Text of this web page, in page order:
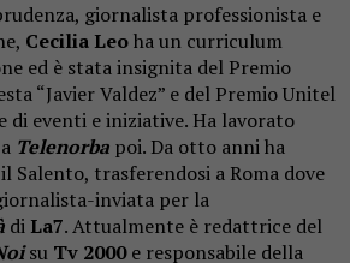
giornalista professionista e
Cecilia Leoha un curriculum
ed è stata insignita del Premio
“Javier Valdez” e del Premio Unitel
di eventi e iniziative. Ha lavorato
Telenorba poi. Da otto anni ha
Salento, trasferendosi a Roma dove
inviata per la
di La7. Attualmente è redattrice del
su Tv 2000e responsabile della